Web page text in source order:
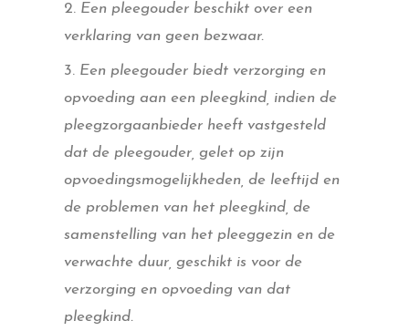
Een pleegouder beschikt over een
verklaring van geen bezwaar.
Een pleegouder biedt verzorging en
opvoeding aan een pleegkind, indien de
pleegzorgaanbieder heeft vastgesteld
dat de pleegouder, gelet op zijn
opvoedingsmogelijkheden, de leeftijd en
de problemen van het pleegkind, de
samenstelling van het pleeggezin en de
verwachte duur, geschikt is voor de
verzorging en opvoeding van dat
pleegkind.